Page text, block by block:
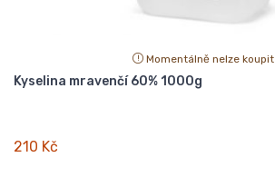
Momentálně nelze koupit
Kyselina mravenčí 60% 1000g
210 Kč